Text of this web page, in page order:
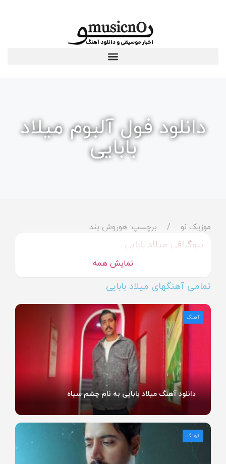
دانلود فول آلبوم میلاد
بابایی
موزیک نو برچسپ: هوروش بند
بیوگرافی میلاد بابایی
نمایش همه
تمامی آهنگهای میلاد بابایی
دانلود آهنگ میلاد بابایی به نام چشم سیاه
آهنگ
آهنگ